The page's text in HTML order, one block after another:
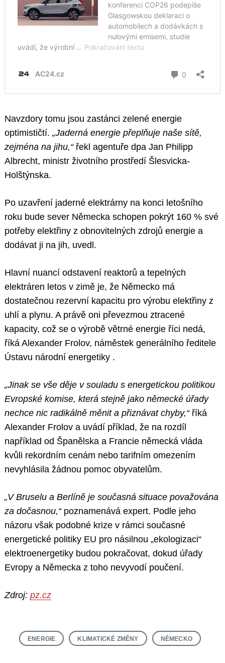
Navzdory tomu jsou zastánci zelené energie
optimističtí. „Jaderná energie přeplňuje naše sítě,
zejména na jihu,“řekl agentuře dpa Jan Philipp
Albrecht, ministr životního prostředí Šlesvicka-
Holštýnska.
Po uzavření jaderné elektrárny na konci letošního
roku bude sever Německa schopen pokrýt 160 % své
potřeby elektřiny z obnovitelných zdrojů energie a
dodávat ji na jih, uvedl.
Hlavní nuancí odstavení reaktorů a tepelných
elektráren letos v zimě je, že Německo má
dostatečnou rezervní kapacitu pro výrobu elektřiny z
uhlí a plynu. A právě oni převezmou ztracené
kapacity, což se o výrobě větrné energie říci nedá,
říká Alexander Frolov, náměstek generálního ředitele
Ústavu národní energetiky .
„Jinak se vše děje v souladu s energetickou politikou
Evropské komise, která stejně jako německé úřady
nechce nic radikálně měnit a přiznávat chyby,“říká
Alexander Frolov a uvádí příklad, že na rozdíl
například od Španělska a Francie německá vláda
kvůli rekordním cenám nebo tarifním omezením
nevyhlásila žádnou pomoc obyvatelům.
„V Bruselu a Berlíně je současná situace považována
za dočasnou,“poznamenává expert. Podle jeho
názoru však podobné krize v rámci současné
energetické politiky EU pro násilnou „ekologizaci“
elektroenergetiky budou pokračovat, dokud úřady
Evropy a Německa z toho nevyvodí poučení.
Zdroj: pz.cz
ENERGIE KLIMATICKÉ ZMĚNY NĚMECKO